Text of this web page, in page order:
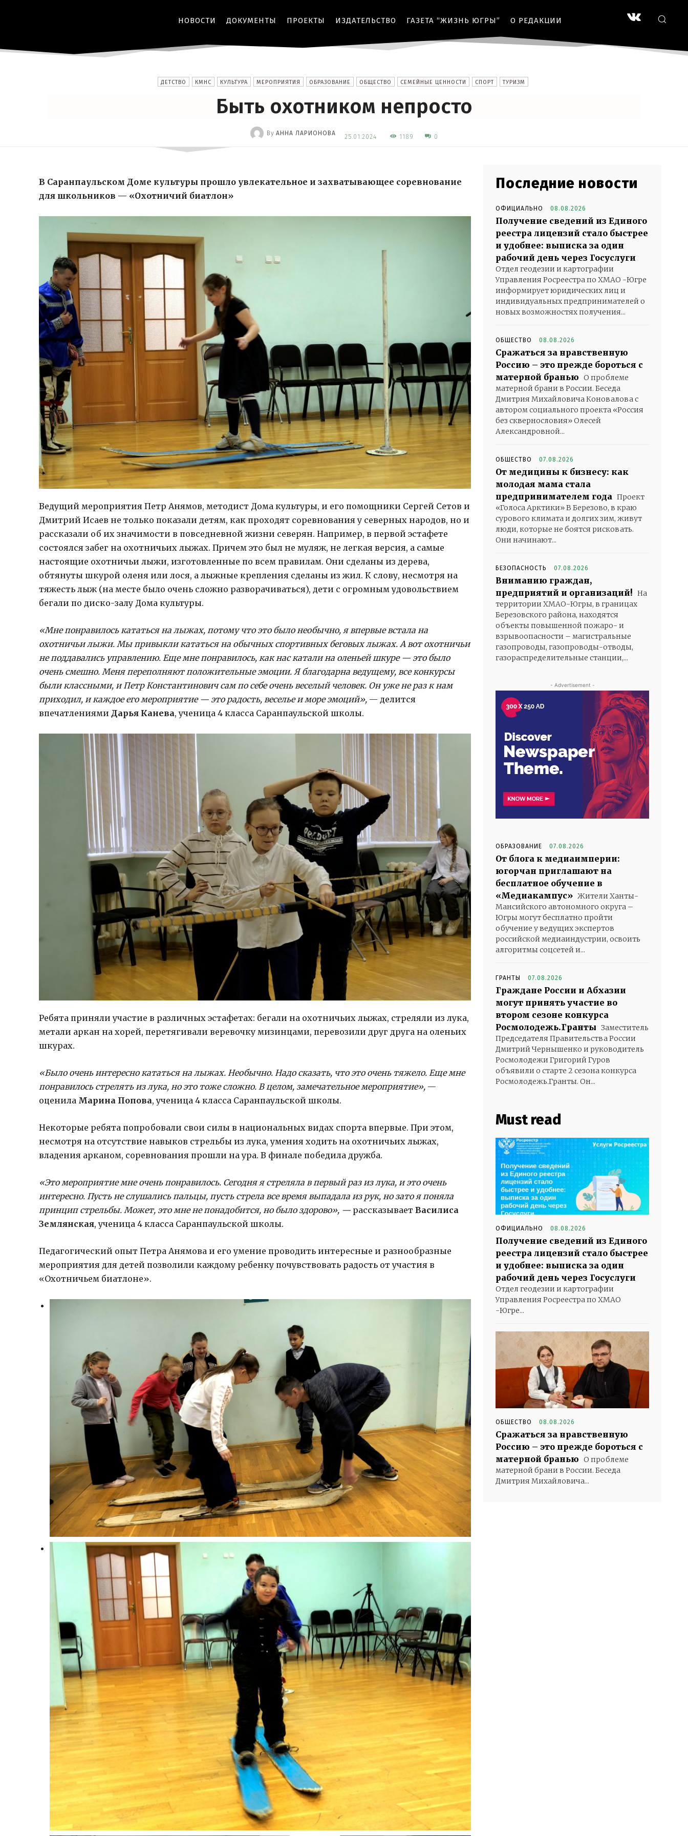
НОВОСТИ ДОКУМЕНТЫ ПРОЕКТЫ ИЗДАТЕЛЬСТВО ГАЗЕТА “ЖИЗНЬ ЮГРЫ” О РЕДАКЦИИ
ДЕТСТВО КМНС КУЛЬТУРА МЕРОПРИЯТИЯ ОБРАЗОВАНИЕ ОБЩЕСТВО СЕМЕЙНЫЕ ЦЕННОСТИ СПОРТ ТУРИЗМ
Быть охотником непросто
By АННА ЛАРИОНОВА 25.01.2024 1189 0
В Саранпаульском Доме культуры прошло увлекательное и захватывающее соревнование
для школьников — «Охотничий биатлон»
Ведущий мероприятия Петр Анямов, методист Дома культуры, и его помощники Сергей Сетов и
Дмитрий Исаев не только показали детям, как проходят соревнования у северных народов, но и
рассказали об их значимости в повседневной жизни северян. Например, в первой эстафете
состоялся забег на охотничьих лыжах. Причем это был не муляж, не легкая версия, а самые
настоящие охотничьи лыжи, изготовленные по всем правилам. Они сделаны из дерева,
обтянуты шкурой оленя или лося, а лыжные крепления сделаны из жил. К слову, несмотря на
тяжесть лыж (на месте было очень сложно разворачиваться), дети с огромным удовольствием
бегали по диско-залу Дома культуры.
«Мне понравилось кататься на лыжах, потому что это было необычно, я впервые встала на
охотничьи лыжи. Мы привыкли кататься на обычных спортивных беговых лыжах. А вот охотничьи
не поддавались управлению. Еще мне понравилось, как нас катали на оленьей шкуре — это было
очень смешно. Меня переполняют положительные эмоции. Я благодарна ведущему, все конкурсы
были классными, и Петр Константинович сам по себе очень веселый человек. Он уже не раз к нам
приходил, и каждое его мероприятие — это радость, веселье и море эмоций», — делится
впечатлениями Дарья Канева, ученица 4 класса Саранпаульской школы.
Ребята приняли участие в различных эстафетах: бегали на охотничьих лыжах, стреляли из лука,
метали аркан на хорей, перетягивали веревочку мизинцами, перевозили друг друга на оленьих
шкурах.
«Было очень интересно кататься на лыжах. Необычно. Надо сказать, что это очень тяжело. Еще мне
понравилось стрелять из лука, но это тоже сложно. В целом, замечательное мероприятие», —
оценила Марина Попова, ученица 4 класса Саранпаульской школы.
Некоторые ребята попробовали свои силы в национальных видах спорта впервые. При этом,
несмотря на отсутствие навыков стрельбы из лука, умения ходить на охотничьих лыжах,
владения арканом, соревнования прошли на ура. В финале победила дружба.
«Это мероприятие мне очень понравилось. Сегодня я стреляла в первый раз из лука, и это очень
интересно. Пусть не слушались пальцы, пусть стрела все время выпадала из рук, но зато я поняла
принцип стрельбы. Может, это мне не понадобится, но было здорово», — рассказывает Василиса
Землянская, ученица 4 класса Саранпаульской школы.
Педагогический опыт Петра Анямова и его умение проводить интересные и разнообразные
мероприятия для детей позволили каждому ребенку почувствовать радость от участия в
«Охотничьем биатлоне».
Последние новости
ОФИЦИАЛЬНО 08.08.2026
Получение сведений из Единого
реестра лицензий стало быстрее
и удобнее: выписка за один
рабочий день через Госуслуги
Отдел геодезии и картографии
Управления Росреестра по ХМАО -Югре
информирует юридических лиц и
индивидуальных предпринимателей о
новых возможностях получения...
ОБЩЕСТВО 08.08.2026
Сражаться за нравственную
Россию – это прежде бороться с
матерной бранью О проблеме
матерной брани в России. Беседа
Дмитрия Михайловича Коновалова с
автором социального проекта «Россия
без сквернословия» Олесей
Александровной...
ОБЩЕСТВО 07.08.2026
От медицины к бизнесу: как
молодая мама стала
предпринимателем года Проект
«Голоса Арктики» В Березово, в краю
сурового климата и долгих зим, живут
люди, которые не боятся рисковать.
Они начинают...
БЕЗОПАСНОСТЬ 07.08.2026
Вниманию граждан,
предприятий и организаций! На
территории ХМАО-Югры, в границах
Березовского района, находятся
объекты повышенной пожаро- и
взрывоопасности – магистральные
газопроводы, газопроводы-отводы,
газораспределительные станции,...
- Advertisement -
ОБРАЗОВАНИЕ 07.08.2026
От блога к медиаимперии:
югорчан приглашают на
бесплатное обучение в
«Медиакампус» Жители Ханты-
Мансийского автономного округа –
Югры могут бесплатно пройти
обучение у ведущих экспертов
российской медиаиндустрии, освоить
алгоритмы соцсетей и...
ГРАНТЫ 07.08.2026
Граждане России и Абхазии
могут принять участие во
втором сезоне конкурса
Росмолодежь.Гранты Заместитель
Председателя Правительства России
Дмитрий Чернышенко и руководитель
Росмолодежи Григорий Гуров
объявили о старте 2 сезона конкурса
Росмолодежь.Гранты. Он...
Must read
ОФИЦИАЛЬНО 08.08.2026
Получение сведений из Единого
реестра лицензий стало быстрее
и удобнее: выписка за один
рабочий день через Госуслуги
Отдел геодезии и картографии
Управления Росреестра по ХМАО
-Югре...
ОБЩЕСТВО 08.08.2026
Сражаться за нравственную
Россию – это прежде бороться с
матерной бранью О проблеме
матерной брани в России. Беседа
Дмитрия Михайловича...